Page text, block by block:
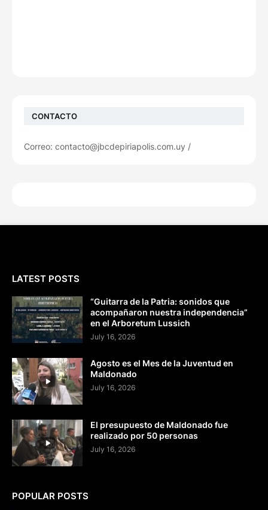
CONTACTO
Correo: contacto@jbcdepiriapolis.com.uy /
LATEST POSTS
“Guitarra de la Patria: sonidos que
acompañaron nuestra independencia”
en el Arboretum Lussich
July 16, 2026
Agosto es el Mes de la Juventud en
Maldonado
July 16, 2026
El presupuesto de Maldonado fue
realizado por 50 personas
July 16, 2026
POPULAR POSTS